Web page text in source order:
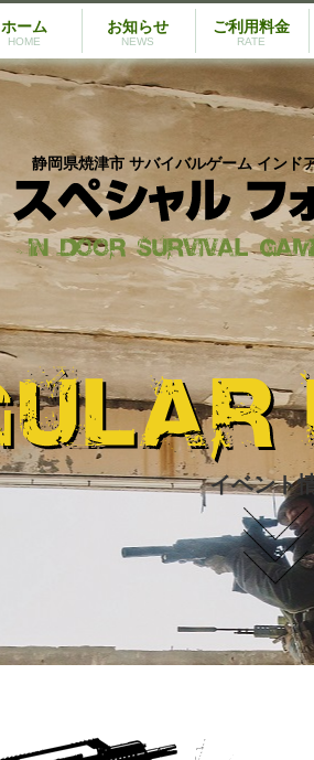
ホーム
HOME
お知らせ
NEWS
ご利用料金
RATE
静岡県焼津市 サバイバルゲーム インド
イベント